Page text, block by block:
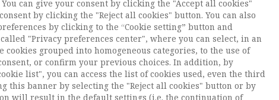
Contatti / Contacts
can give your consent by clicking the "Accept all cookies"
by clicking the "Reject all cookies" button. You can also
by clicking to the “Cookie setting” button and
"Privacy preferences center", where you can select, in an
cookies grouped into homogeneous categories, to the use of
or confirm your previous choices. In addition, by
list", you can access the list of cookies used, even the third
this banner by selecting the "Reject all cookies" button or by
will result in the default settings (i.e. the continuation of